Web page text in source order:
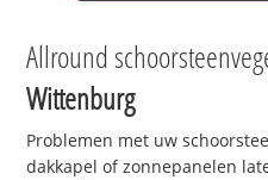
Allround
Wittenburg
Problemen met uw
dakkapel of zonnepanelen